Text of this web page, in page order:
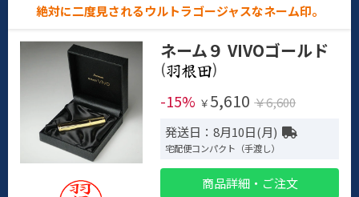
絶対に二度見されるウルトラゴージャスなネーム印。
ネーム９ VIVOゴールド
(
)
-15% ￥ 5,610 ￥6,600
発送日：8月10日(月)
宅配便コンパクト（手渡し）
商品詳細・ご注文